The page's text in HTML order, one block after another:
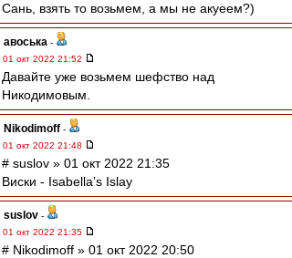
Сань, взять то возьмем, а мы не акуеем?)
авоська -
01 окт 2022 21:52
Давайте уже возьмем шефство над
Никодимовым.
Nikodimoff -
01 окт 2022 21:48
# suslov » 01 окт 2022 21:35
Виски - Isabella’s Islay
suslov -
01 окт 2022 21:35
# Nikodimoff » 01 окт 2022 20:50